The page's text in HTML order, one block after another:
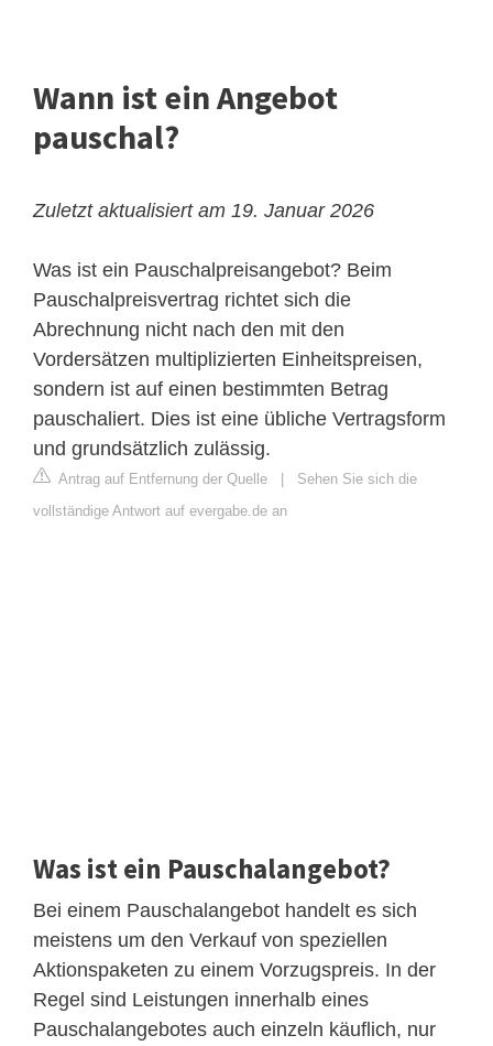
Wann ist ein Angebot
pauschal?
Zuletzt aktualisiert am 19. Januar 2026
Was ist ein Pauschalpreisangebot? Beim
Pauschalpreisvertrag richtet sich die
Abrechnung nicht nach den mit den
Vordersätzen multiplizierten Einheitspreisen,
sondern ist auf einen bestimmten Betrag
pauschaliert. Dies ist eine übliche Vertragsform
und grundsätzlich zulässig.
Antrag auf Entfernung der Quelle
Sehen Sie sich die
vollständige Antwort auf evergabe.de an
Was ist ein Pauschalangebot?
Bei einem Pauschalangebot handelt es sich
meistens um den Verkauf von speziellen
Aktionspaketen zu einem Vorzugspreis. In der
Regel sind Leistungen innerhalb eines
Pauschalangebotes auch einzeln käuflich, nur